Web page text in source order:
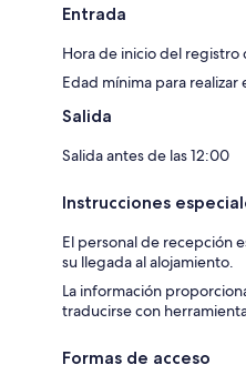
Entrada
Hora de inicio del
Edad mínima para
Salida
Salida antes de las 12:00
Instrucciones
El personal de recepción
su llegada al alojamiento.
La información
traducirse con
Formas de acceso